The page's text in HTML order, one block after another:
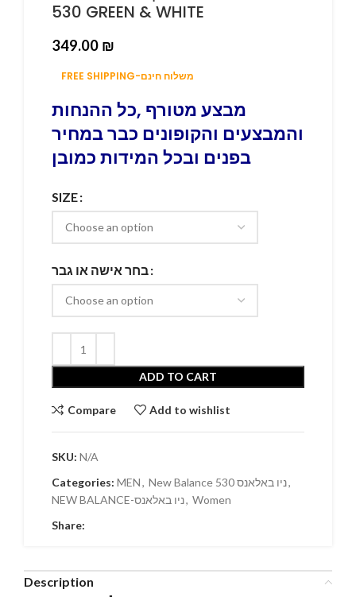
530 GREEN & WHITE
349.00 ₪
FREE SHIPPING-משלוח חינם
מבצע מטורף ,כל ההנחות
והמבצעים והקופונים כבר במחיר
בפנים ובכל המידות כמובן
SIZE
בחר אישה או גבר
ADD TO CART
Compare Add to wishlist
SKU: N/A
Categories: MEN, New Balance 530 ניו באלאנס,
NEW BALANCE-ניו באלאנס, Women
Share:
Description